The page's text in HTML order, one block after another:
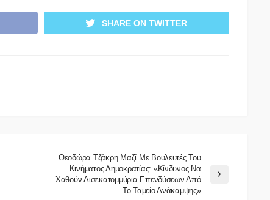
SHARE ON TWITTER
Θεοδώρα Τζάκρη Μαζί Με Βουλευτές Του
Κινήματος Δημοκρατίας: «Κίνδυνος Να
Χαθούν Δισεκατομμύρια Επενδύσεων Από
Το Ταμείο Ανάκαμψης»